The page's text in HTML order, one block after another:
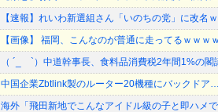
【速報】れいわ新選組さん「いのちの党」に改名
【画像】 福岡、こんなのが普通に走ってるｗｗ
（ ´_ゝ`）中道幹事長、食料品消費税2年間1%の
中国企業Zbtlink製のルーター20機種にバックド
海外「飛田新地でこんなアイドル級の子と即ハメ